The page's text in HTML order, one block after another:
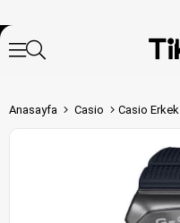
Anasayfa Casio Casio Erkek